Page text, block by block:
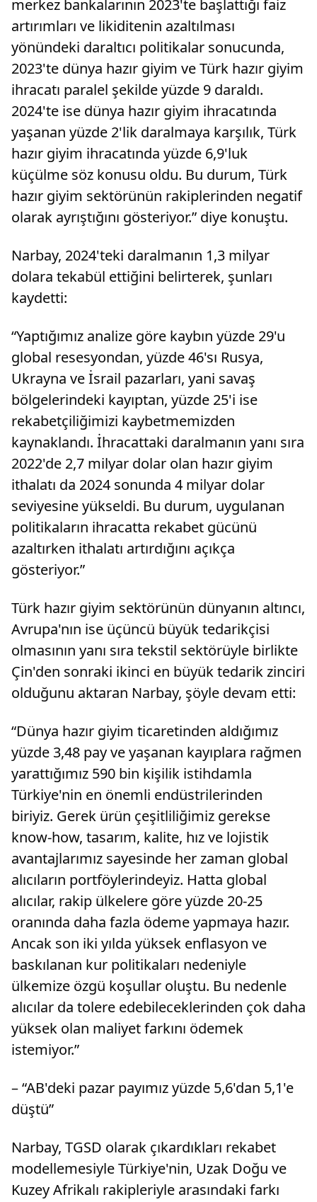
merkez bankalarının 2023'te başlattığı faiz
artırımları ve likiditenin azaltılması
yönündeki daraltıcı politikalar sonucunda,
2023'te dünya hazır giyim ve Türk hazır giyim
ihracatı paralel şekilde yüzde 9 daraldı.
2024'te ise dünya hazır giyim ihracatında
yaşanan yüzde 2'lik daralmaya karşılık, Türk
hazır giyim ihracatında yüzde 6,9'luk
küçülme söz konusu oldu. Bu durum, Türk
hazır giyim sektörünün rakiplerinden negatif
olarak ayrıştığını gösteriyor.” diye konuştu.
Narbay, 2024'teki daralmanın 1,3 milyar
dolara tekabül ettiğini belirterek, şunları
kaydetti:
“Yaptığımız analize göre kaybın yüzde 29'u
global resesyondan, yüzde 46'sı Rusya,
Ukrayna ve İsrail pazarları, yani savaş
bölgelerindeki kayıptan, yüzde 25'i ise
rekabetçiliğimizi kaybetmemizden
kaynaklandı. İhracattaki daralmanın yanı sıra
2022'de 2,7 milyar dolar olan hazır giyim
ithalatı da 2024 sonunda 4 milyar dolar
seviyesine yükseldi. Bu durum, uygulanan
politikaların ihracatta rekabet gücünü
azaltırken ithalatı artırdığını açıkça
gösteriyor.”
Türk hazır giyim sektörünün dünyanın altıncı,
Avrupa'nın ise üçüncü büyük tedarikçisi
olmasının yanı sıra tekstil sektörüyle birlikte
Çin'den sonraki ikinci en büyük tedarik zinciri
olduğunu aktaran Narbay, şöyle devam etti:
“Dünya hazır giyim ticaretinden aldığımız
yüzde 3,48 pay ve yaşanan kayıplara rağmen
yarattığımız 590 bin kişilik istihdamla
Türkiye'nin en önemli endüstrilerinden
biriyiz. Gerek ürün çeşitliliğimiz gerekse
know-how, tasarım, kalite, hız ve lojistik
avantajlarımız sayesinde her zaman global
alıcıların portföylerindeyiz. Hatta global
alıcılar, rakip ülkelere göre yüzde 20-25
oranında daha fazla ödeme yapmaya hazır.
Ancak son iki yılda yüksek enflasyon ve
baskılanan kur politikaları nedeniyle
ülkemize özgü koşullar oluştu. Bu nedenle
alıcılar da tolere edebileceklerinden çok daha
yüksek olan maliyet farkını ödemek
istemiyor.”
– “AB'deki pazar payımız yüzde 5,6'dan 5,1'e
düştü”
Narbay, TGSD olarak çıkardıkları rekabet
modellemesiyle Türkiye'nin, Uzak Doğu ve
Kuzey Afrikalı rakipleriyle arasındaki farkı